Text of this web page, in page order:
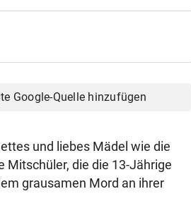
Google-Quelle hinzufügen
und liebes Mädel wie die
Mitschüler, die die 13-Jährige
grausamen Mord an ihrer